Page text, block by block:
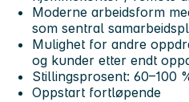
Moderne arbeidsform
som sentral
Mulighet for andre
og kunder etter endt
Stillingsprosent: 60–100
Oppstart fortløpende